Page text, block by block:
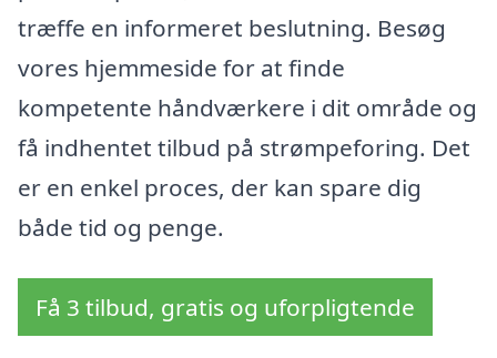
træffe en informeret beslutning. Besøg
vores hjemmeside for at finde
kompetente håndværkere i dit område og
få indhentet tilbud på strømpeforing. Det
er en enkel proces, der kan spare dig
både tid og penge.
Få 3 tilbud, gratis og uforpligtende